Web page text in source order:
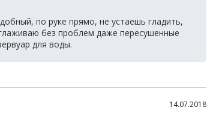
по руке прямо, не устаешь гладить,
без проблем даже пересушенные
для воды.
14.07.2018